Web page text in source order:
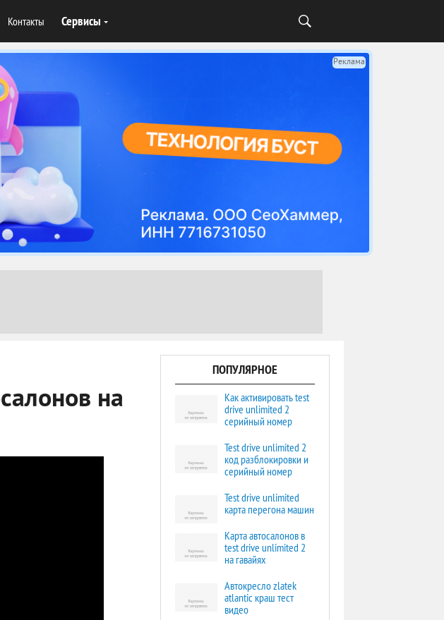
Контакты Сервисы
Реклама
на
ПОПУЛЯРНОЕ
Как активировать test
drive unlimited 2
серийный номер
Test drive unlimited 2
код разблокировки и
серийный номер
Test drive unlimited
карта перегона машин
Карта автосалонов в
test drive unlimited 2
на гавайях
Автокресло zlatek
atlantic краш тест
видео